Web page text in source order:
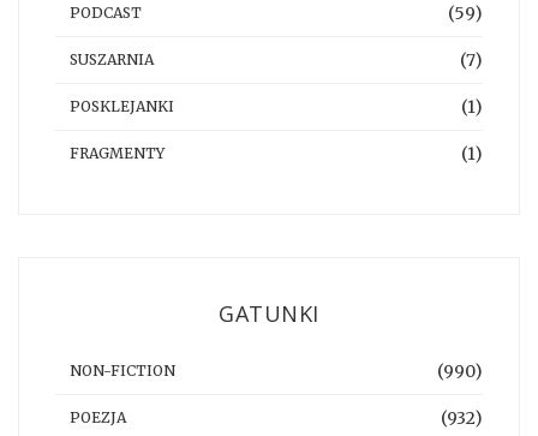
PODCAST (59)
SUSZARNIA (7)
POSKLEJANKI (1)
FRAGMENTY (1)
GATUNKI
NON-FICTION (990)
POEZJA (932)